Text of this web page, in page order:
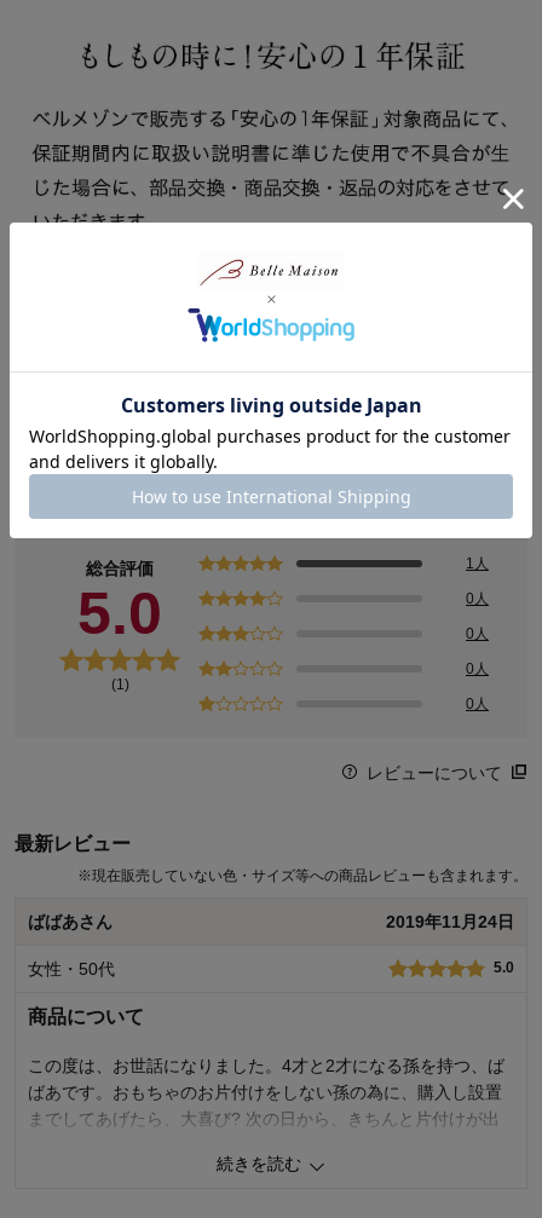
商品レビュー
総合評価
5.0
(1)
1人
0人
0人
0人
0人
レビューについて
最新レビュー
※現在販売していない色・サイズ等への商品レビューも含まれます。
ばばあさん 2019年11月24日
女性・50代 5.0
商品について
この度は、お世話になりました。4才と2才になる孫を持つ、ば
ばあです。おもちゃのお片付けをしない孫の為に、購入し設置
までしてあげたら、大喜び? 次の日から、きちんと片付けが出
続きを読む